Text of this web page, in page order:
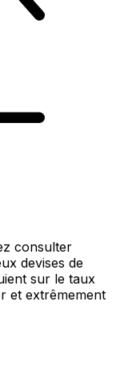
consulter
devises de
sur le taux
et extrêmement